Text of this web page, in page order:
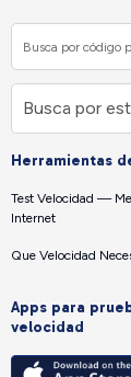
Herramientas
Test Velocidad —
Internet
Que Velocidad
Apps para
velocidad